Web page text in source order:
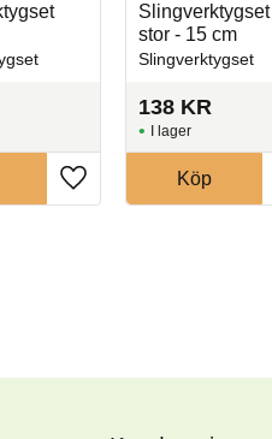
Lägg till i favoriter
Slingverktygset
stor - 15 cm
Slingverktygset
138KR
I lager
Köp